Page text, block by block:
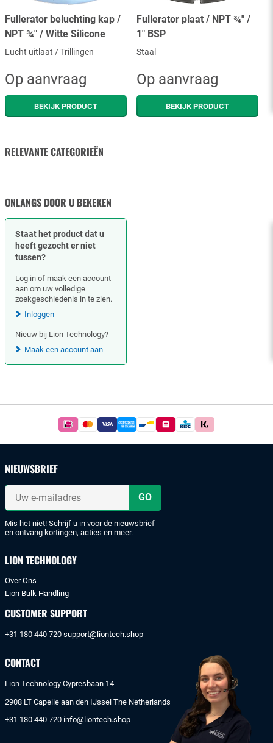
Fullerator beluchting kap /
NPT ¾" / Witte Silicone
Lucht uitlaat / Trillingen
Op aanvraag
BEKIJK PRODUCT
Fullerator plaat / NPT ¾" /
1" BSP
Staal
Op aanvraag
BEKIJK PRODUCT
RELEVANTE CATEGORIEËN
ONLANGS DOOR U BEKEKEN
Staat het product dat u
heeft gezocht er niet
tussen?
Log in of maak een account
aan om uw volledige
zoekgeschiedenis in te zien.
Inloggen
Nieuw bij Lion Technology?
Maak een account aan
Betaal
iDeal
of
bankoverschrijving.
NIEUWSBRIEF
Uw
mailadres
Mis het niet! Schrijf u in voor de nieuwsbrief
en ontvang kortingen, acties en meer.
LION TECHNOLOGY
Over Ons
Lion Bulk Handling
CUSTOMER SUPPORT
+31 180 440 720 support@liontech.shop
CONTACT
Lion Technology Cypresbaan 14
2908 LT Capelle aan den IJssel The Netherlands
+31 180 440 720 info@liontech.shop